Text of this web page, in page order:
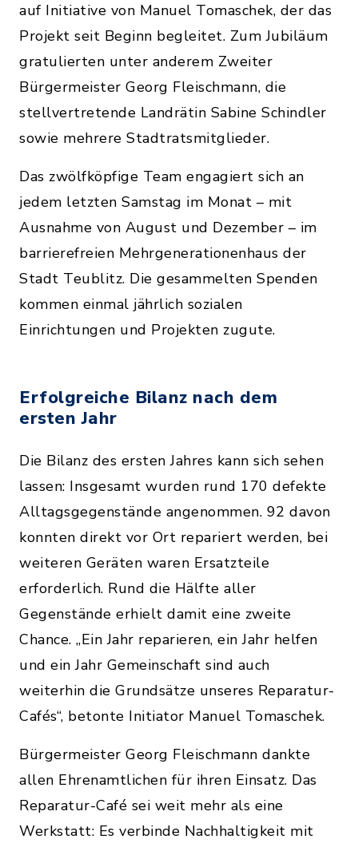
auf Initiative von Manuel Tomaschek, der das
Projekt seit Beginn begleitet. Zum Jubiläum
gratulierten unter anderem Zweiter
Bürgermeister Georg Fleischmann, die
stellvertretende Landrätin Sabine Schindler
sowie mehrere Stadtratsmitglieder.
Das zwölfköpfige Team engagiert sich an
jedem letzten Samstag im Monat – mit
Ausnahme von August und Dezember – im
barrierefreien Mehrgenerationenhaus der
Stadt Teublitz. Die gesammelten Spenden
kommen einmal jährlich sozialen
Einrichtungen und Projekten zugute.
Erfolgreiche Bilanz nach dem
ersten Jahr
Die Bilanz des ersten Jahres kann sich sehen
lassen: Insgesamt wurden rund 170 defekte
Alltagsgegenstände angenommen. 92 davon
konnten direkt vor Ort repariert werden, bei
weiteren Geräten waren Ersatzteile
erforderlich. Rund die Hälfte aller
Gegenstände erhielt damit eine zweite
Chance. „Ein Jahr reparieren, ein Jahr helfen
und ein Jahr Gemeinschaft sind auch
weiterhin die Grundsätze unseres Reparatur-
Cafés“, betonte Initiator Manuel Tomaschek.
Bürgermeister Georg Fleischmann dankte
allen Ehrenamtlichen für ihren Einsatz. Das
Reparatur-Café sei weit mehr als eine
Werkstatt: Es verbinde Nachhaltigkeit mit